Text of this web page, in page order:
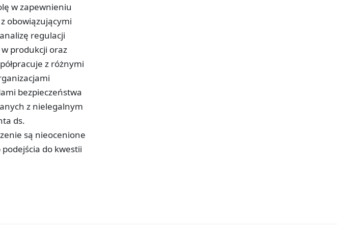
w zapewnieniu
obowiązującymi
regulacji
produkcji oraz
z różnymi
bezpieczeństwa
z nielegalnym
ds.
są nieocenione
do kwestii